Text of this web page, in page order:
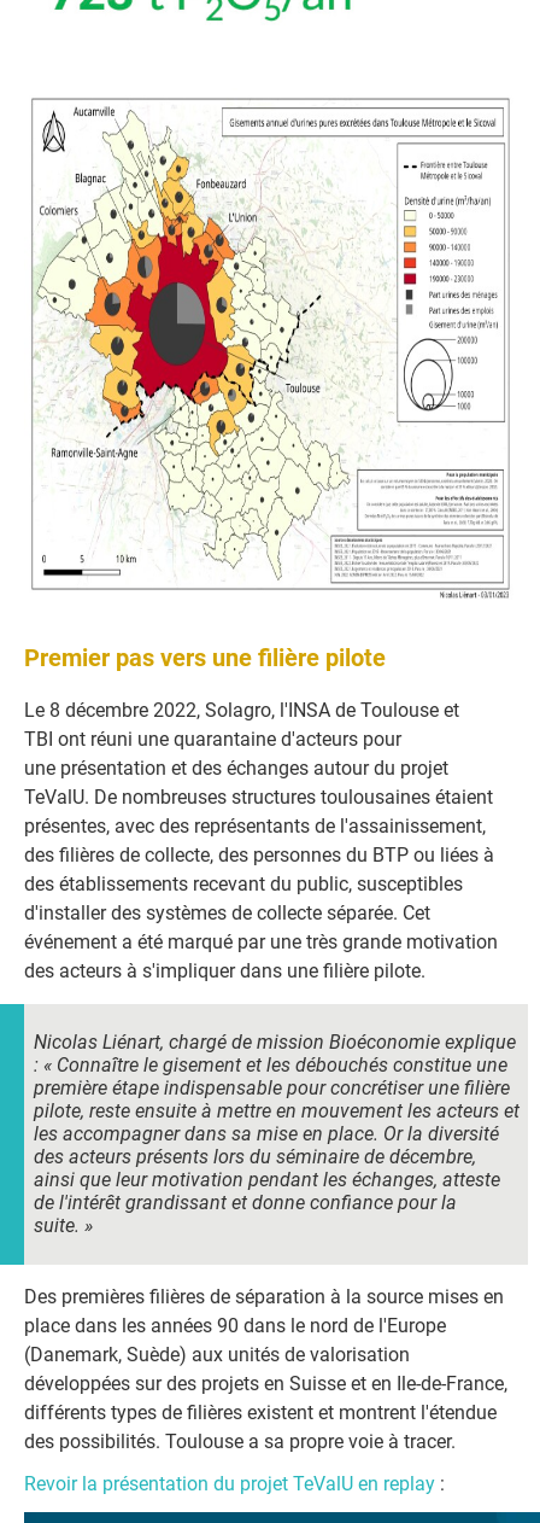
Premier pas vers une filière pilote
Le 8 décembre 2022, Solagro, l'INSA de Toulouse et
TBI ont réuni une quarantaine d'acteurs pour
une présentation et des échanges autour du projet
TeValU. De nombreuses structures toulousaines étaient
présentes, avec des représentants de l'assainissement,
des filières de collecte, des personnes du BTP ou liées à
des établissements recevant du public, susceptibles
d'installer des systèmes de collecte séparée. Cet
événement a été marqué par une très grande motivation
des acteurs à s'impliquer dans une filière pilote.
Nicolas Liénart, chargé de mission Bioéconomie explique
: « Connaître le gisement et les débouchés constitue une
première étape indispensable pour concrétiser une filière
pilote, reste ensuite à mettre en mouvement les acteurs et
les accompagner dans sa mise en place. Or la diversité
des acteurs présents lors du séminaire de décembre,
ainsi que leur motivation pendant les échanges, atteste
de l'intérêt grandissant et donne confiance pour la
suite. »
Des premières filières de séparation à la source mises en
place dans les années 90 dans le nord de l'Europe
(Danemark, Suède) aux unités de valorisation
développées sur des projets en Suisse et en Ile-de-France,
différents types de filières existent et montrent l'étendue
des possibilités. Toulouse a sa propre voie à tracer.
Revoir la présentation du projet TeValU en replay :